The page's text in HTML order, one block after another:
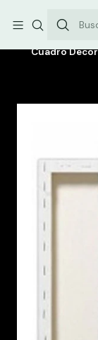
Envíos
Cuadro